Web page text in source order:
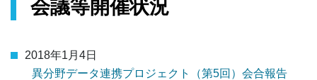
会議等開催状況
2018年1月4日
異分野データ連携プロジェクト（第5回）会合報告